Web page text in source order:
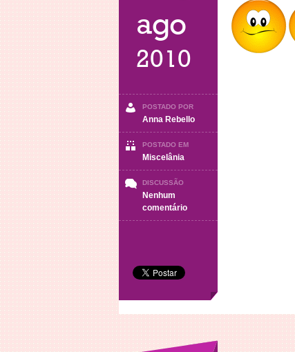
ago
2010
POSTADO POR
Anna Rebello
POSTADO EM
Miscelânia
DISCUSSÃO
Nenhum
comentárioem
Miscelânia